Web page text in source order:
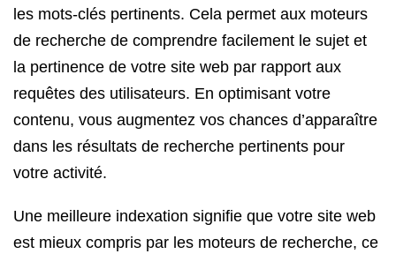
les mots-clés pertinents. Cela permet aux moteurs
de recherche de comprendre facilement le sujet et
la pertinence de votre site web par rapport aux
requêtes des utilisateurs. En optimisant votre
contenu, vous augmentez vos chances d’apparaître
dans les résultats de recherche pertinents pour
votre activité.
Une meilleure indexation signifie que votre site web
est mieux compris par les moteurs de recherche, ce